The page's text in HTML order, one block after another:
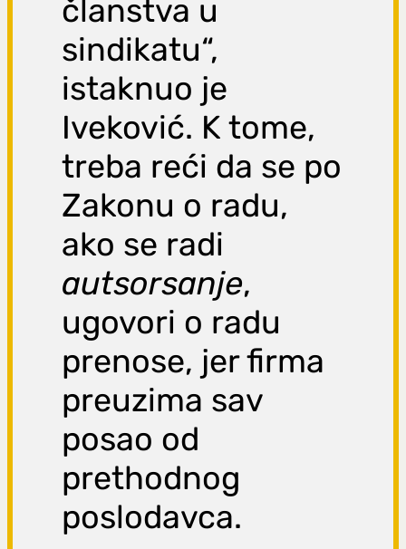
članstva u
sindikatu“,
istaknuo je
Iveković. K tome,
treba reći da se po
Zakonu o radu,
ako se radi
autsorsanje,
ugovori o radu
prenose, jer firma
preuzima sav
posao od
prethodnog
poslodavca.